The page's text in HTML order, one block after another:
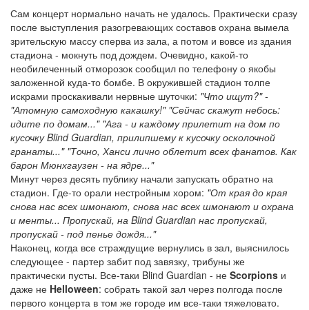
Сам концерт нормально начать не удалось. Практически сразу
после выступления разогревающих составов охрана вымела
зрительскую массу сперва из зала, а потом и вовсе из здания
стадиона - мокнуть под дождем. Очевидно, какой-то
необилеченный отморозок сообщил по телефону о якобы
заложенной куда-то бомбе. В окружившей стадион толпе
искрами проскакивали нервные шуточки: "Что ищут?" -
"Атомную самоходную какашку!" "Сейчас скажут небось:
идите по домам..." "Ага - и каждому прилетит на дом по
кусочку Blind Guardian, прилипшему к кусочку осколочной
гранаты..." "Точно, Ханси лично облетит всех фанатов. Как
барон Мюнхгаузен - на ядре..."
Минут через десять публику начали запускать обратно на
стадион. Где-то орали нестройным хором: "От края до края
снова нас всех шмонают, снова нас всех шмонают и охрана
и менты... Пропускай, на Blind Guardian нас пропускай,
пропускай - под пенье дождя..."
Наконец, когда все страждущие вернулись в зал, выяснилось
следующее - партер забит под завязку, трибуны же
практически пусты. Все-таки Blind Guardian - не Scorpions и
даже не Helloween: собрать такой зал через полгода после
первого концерта в том же городе им все-таки тяжеловато.